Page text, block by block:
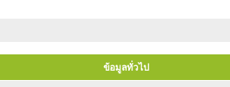
ข้อมูลทั่วไป